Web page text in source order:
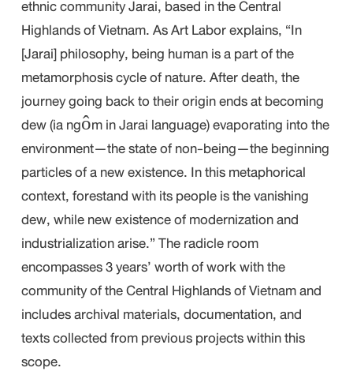
ethnic community Jarai, based in the Central
Highlands of Vietnam. As Art Labor explains, “In
[Jarai] philosophy, being human is a part of the
metamorphosis cycle of nature. After death, the
journey going back to their origin ends at becoming
dew (ia ngôm in Jarai language) evaporating into the
environment—the state of non-being—the beginning
particles of a new existence. In this metaphorical
context, forestand with its people is the vanishing
dew, while new existence of modernization and
industrialization arise.” The radicle room
encompasses 3 years’ worth of work with the
community of the Central Highlands of Vietnam and
includes archival materials, documentation, and
texts collected from previous projects within this
scope.